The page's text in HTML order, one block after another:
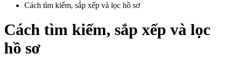
Cách tìm kiếm, sắp xếp và lọc hồ sơ
Cách tìm kiếm, sắp xếp và lọc
hồ sơ